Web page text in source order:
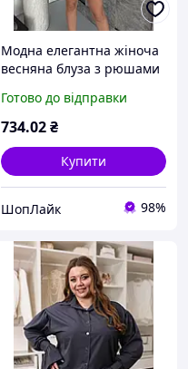
Модна елегантна жіноча
весняна блуза з рюшами
розмір 42-46 likes-224707
Готово до відправки
734.02₴
Купити
ШопЛайк 98%